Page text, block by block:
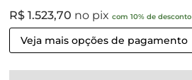
R$ 1.523,70 no pix com 10% de desconto
Veja mais opções de pagamento